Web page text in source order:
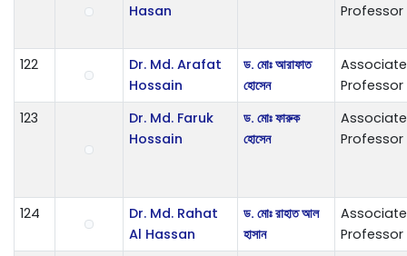
Hasan
Professor
122
Dr. Md. Arafat
Hossain
ড. মোঃ আরাফাত
হোসেন
Associate
Professor
123
Dr. Md. Faruk
Hossain
ড. মোঃ ফারুক
হোসেন
Associate
Professor
124
Dr. Md. Rahat
Al Hassan
ড. মোঃ রাহাত আল
হাসান
Associate
Professor